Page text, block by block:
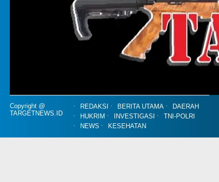
Copyright @
TARGETNEWS.ID
REDAKSI BERITA UTAMA
DAERAH
HUKRIM
INVESTIGASI
TNI-POLRI
NEWS
KESEHATAN